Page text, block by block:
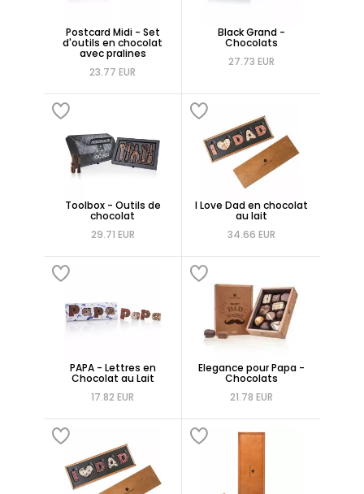
Postcard Midi - Set
d'outils en chocolat
avec pralines
23.77 EUR
Black Grand -
Chocolats
27.73 EUR
Toolbox - Outils de
chocolat
29.71 EUR
I Love Dad en chocolat
au lait
34.66 EUR
PAPA - Lettres en
Chocolat au Lait
17.82 EUR
Elegance pour Papa -
Chocolats
21.78 EUR